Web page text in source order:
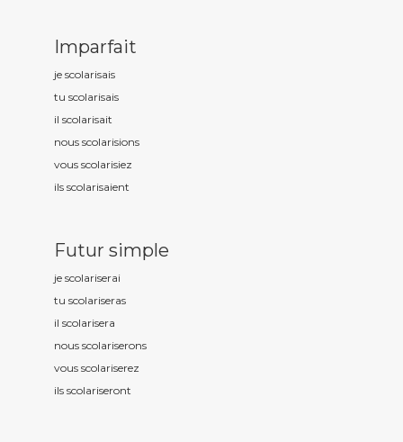
Imparfait
je scolarisais
tu scolarisais
il scolarisait
nous scolarisions
vous scolarisiez
ils scolarisaient
Futur simple
je scolariserai
tu scolariseras
il scolarisera
nous scolariserons
vous scolariserez
ils scolariseront